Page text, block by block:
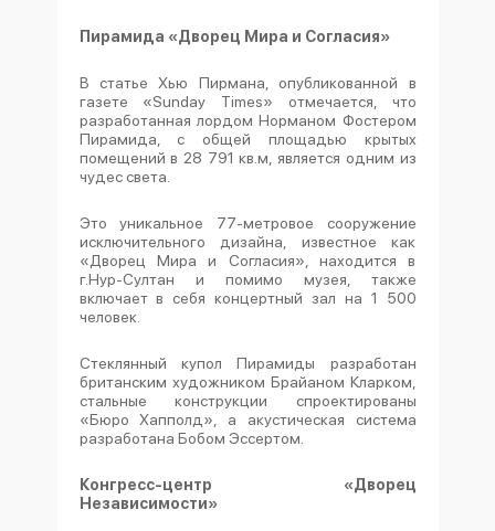
Пирамида «Дворец Мира и Согласия»
В статье Хью Пирмана, опубликованной в
газете «Sunday Times» отмечается, что
разработанная лордом Норманом Фостером
Пирамида, с общей площадью крытых
помещений в 28 791 кв.м, является одним из
чудес света.
Это уникальное 77-метровое сооружение
исключительного дизайна, известное как
«Дворец Мира и Согласия», находится в
г.Нур-Султан и помимо музея, также
включает в себя концертный зал на 1 500
человек.
Стеклянный купол Пирамиды разработан
британским художником Брайаном Кларком,
стальные конструкции спроектированы
«Бюро Хапполд», а акустическая система
разработана Бобом Эссертом.
Конгресс-центр «Дворец
Независимости»